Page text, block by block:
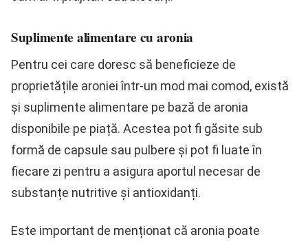
Suplimente alimentare cu aronia
Pentru cei care doresc să beneficieze de
proprietățile aroniei într-un mod mai comod, există
și suplimente alimentare pe bază de aronia
disponibile pe piață. Acestea pot fi găsite sub
formă de capsule sau pulbere și pot fi luate în
fiecare zi pentru a asigura aportul necesar de
substanțe nutritive și antioxidanți.
Este important de menționat că aronia poate